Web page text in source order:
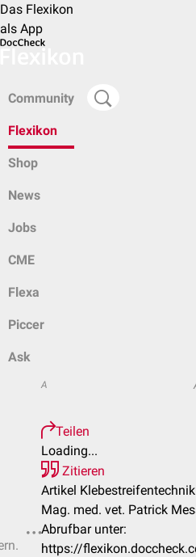
Das Flexikon
als App
Community
Flexikon
Shop
News
Jobs
CME
Flexa
Piccer
Ask
A
Teilen
Loading...
Zitieren
Artikel
Mag. med. vet. Patrick
Abrufbar unter:
https://